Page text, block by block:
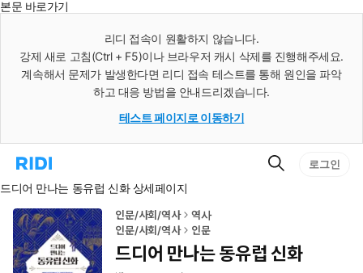
본문 바로가기
리디 접속이 원활하지 않습니다.
강제 새로 고침(Ctrl + F5)이나 브라우저 캐시 삭제를 진행해주세요.
계속해서 문제가 발생한다면 리디 접속 테스트를 통해 원인을 파악
하고 대응 방법을 안내드리겠습니다.
테스트 페이지로 이동하기
리
홈
로
이
동
검
로그인
드디어 만나는 동유럽 신화 상세페이지
인문/사회/역사
역사
인문/사회/역사
인문
드디어 만나는 동유럽 신화